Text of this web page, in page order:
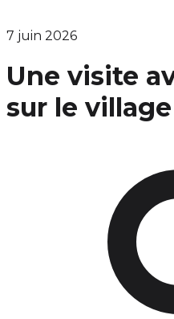
7 juin 2026
Une visite
sur le village